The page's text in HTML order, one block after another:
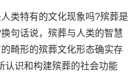
特有的文化现象吗?殡葬是
句话说，殡葬与人类的智慧
畸形的殡葬文化形态确实存
认识和构建殡葬的社会功能